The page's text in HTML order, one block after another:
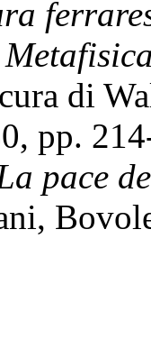
di
pp.
pace